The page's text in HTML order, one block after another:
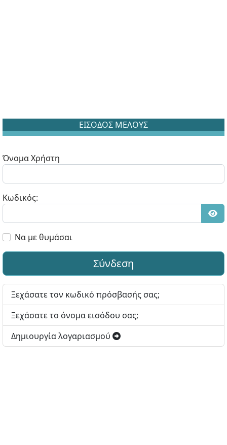
ΕΙΣΟΔΟΣ ΜΕΛΟΥΣ
Όνομα Χρήστη
Κωδικός:
Να με θυμάσαι
Σύνδεση
Ξεχάσατε τον κωδικό πρόσβασής σας;
Ξεχάσατε το όνομα εισόδου σας;
Δημιουργία λογαριασμού